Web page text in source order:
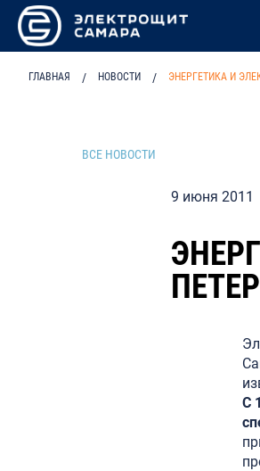
ГЛАВНАЯ / НОВОСТИ / ЭНЕРГЕТИКА И
ВСЕ НОВОСТИ
9 июня 2011
С